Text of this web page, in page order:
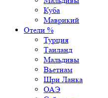
Куба
Маврикий
Отели %
Турция
Таиланд
Мальдивы
Вьетнам
Шри Ланка
ОАЭ